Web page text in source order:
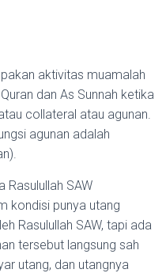
aktivitas muamalah
dan As Sunnah ketika
collateral atau agunan.
agunan adalah
Rasulullah SAW
kondisi punya utang
Rasulullah SAW, tapi ada
tersebut langsung sah
utang, dan utangnya